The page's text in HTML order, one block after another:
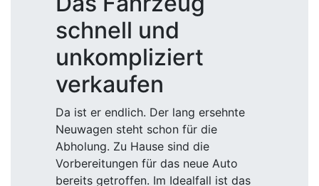
schnell und
unkompliziert
verkaufen
Da ist er endlich. Der lang ersehnte
Neuwagen steht schon für die
Abholung. Zu Hause sind die
Vorbereitungen für das neue Auto
bereits getroffen. Im Idealfall ist das